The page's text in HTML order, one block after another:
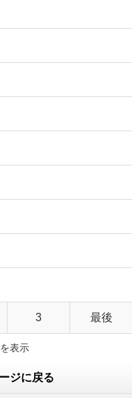
3 最後
表示
ジに戻る